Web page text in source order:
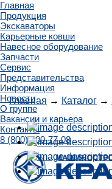
Главная
Продукция
Экскаваторы
Карьерные ковши
Навесное оборудование
Запчасти
Сервис
Представительства
Информация
Новости
О группе
Вакансии и карьера
Контакты
8 (800) 200-77-08
Главная → Каталог →